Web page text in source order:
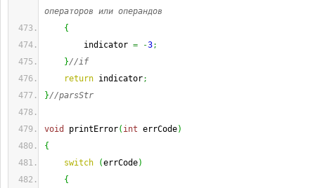
операторов или операндов
{
indicator = -3;
}//if
return indicator;
}//parsStr
void printError( int errCode)
{
switch
(errCode)
{